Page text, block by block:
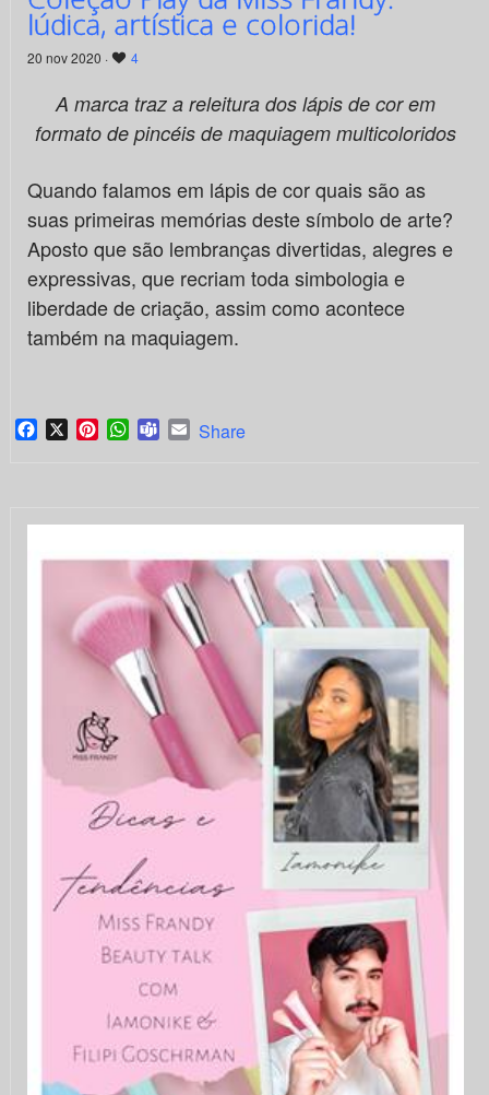
lúdica, artística e colorida!
20 nov 2020 · 4
A marca traz a releitura dos lápis de cor em
formato de pincéis de maquiagem multicoloridos
Quando falamos em lápis de cor quais são as
suas primeiras memórias deste símbolo de arte?
Aposto que são lembranças divertidas, alegres e
expressivas, que recriam toda simbologia e
liberdade de criação, assim como acontece
também na maquiagem.
Facebook
X PinterestWhatsApp
TeamsEmail
Share